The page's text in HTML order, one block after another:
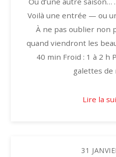
Voilà une entrée — ou
À ne pas oublier non
quand viendront les
40 min Froid : 1 à 2 h
galettes de
Lire la
31